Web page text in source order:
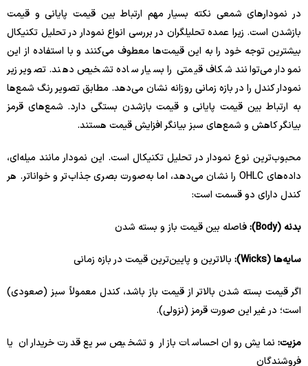
در نمودارهای شمعی نکته بسیار مهم ارتباط بین قیمت پایانی و قیمت
بازشدن است. زیرا عمده تحلیلگران در بررسی انواع نمودار در تحلیل تکنیکال
بیشترین توجه خود را به این قیمت‌ها معطوف می‌کنند و با استفاده از این
نمودار می‌توانند شکاف قیمتی را بسیار ساده تشخیص دهند. تصویر زیر
نمودار کندل را در بازه زمانی روزانه نشان می‌دهد. مطابق تصویر رنگ شمع‌ها
به ارتباط بین قیمت پایانی و قیمت بازشدن بستگی دارد. شمع‌های قرمز
بیانگر کاهش و شمع‌های سبز بیانگر افزایش قیمت هستند.
محبوب‌ترین نوع نمودار در تحلیل تکنیکال است. این نمودار مانند میله‌ای،
داده‌های OHLC را نشان می‌دهد، اما به‌صورت بصری جذاب‌تر و خواناتر. هر
کندل دارای دو قسمت است:
بدنه (Body): فاصله بین قیمت باز و بسته شدن
سایه‌ها (Wicks): بالاترین و پایین‌ترین قیمت در بازه زمانی
اگر قیمت بسته شدن بالاتر از قیمت باز باشد، کندل معمولاً سبز (صعودی)
است؛ در غیر این صورت قرمز (نزولی).
مزیت: نمایش روان احساسات بازار و تشخیص سریع قدرت خریداران یا
فروشندگان